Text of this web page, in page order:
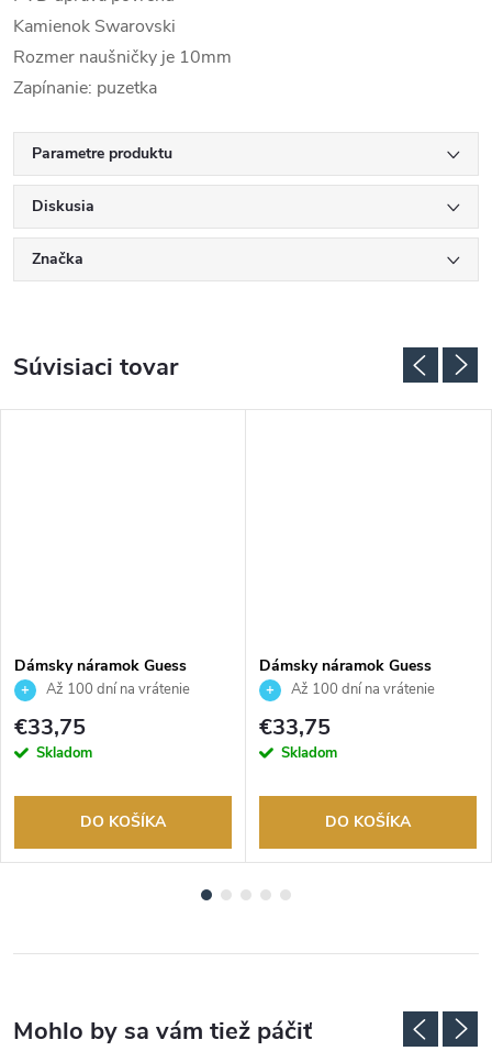
Kamienok Swarovski
Rozmer naušničky je 10mm
Zapínanie: puzetka
Parametre produktu
Diskusia
Značka
Súvisiaci tovar
Dámsky náramok Guess
JUBB04144JWYGS
Až 100 dní na vrátenie
tovaru. Autorizovaný predajca.
€33,75
Skladom
DO KOŠÍKA
Dámsky náramok Guess
JUBB04668JWRHS
Až 100 dní na vrátenie
tovaru. Autorizovaný predajca.
€33,75
Skladom
DO KOŠÍKA